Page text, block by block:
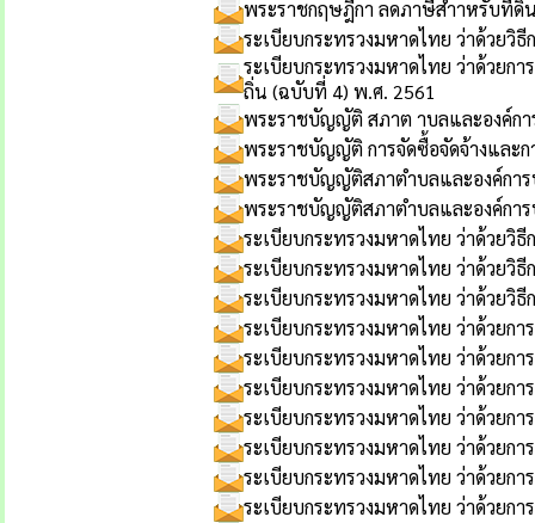
พระราชกฤษฎีกา ลดภาษีสำาหรับที่
ระเบียบกระทรวงมหาดไทย ว่าด้วยวิ
ระเบียบกระทรวงมหาดไทย ว่าด้วยกา
ถิ่น (ฉบับที่ 4) พ.ศ. 2561
พระราชบัญญัติ สภาต าบลและองค์
พระราชบัญญัติ การจัดซื้อจัดจ้างและ
พระราชบัญญัติสภาตำบลและองค์กา
พระราชบัญญัติสภาตำบลและองค์กา
ระเบียบกระทรวงมหาดไทย ว่าด้วยวิ
ระเบียบกระทรวงมหาดไทย ว่าด้วย
ระเบียบกระทรวงมหาดไทย ว่าด้วย
ระเบียบกระทรวงมหาดไทย ว่าด้วยก
ระเบียบกระทรวงมหาดไทย ว่าด้วย
ระเบียบกระทรวงมหาดไทย ว่าด้วย
ระเบียบกระทรวงมหาดไทย ว่าด้วย
ระเบียบกระทรวงมหาดไทย ว่าด้วยกา
ระเบียบกระทรวงมหาดไทย ว่าด้วยก
ระเบียบกระทรวงมหาดไทย ว่าด้วยก